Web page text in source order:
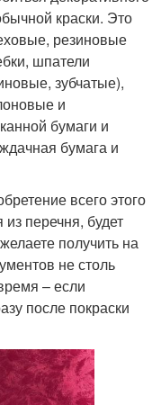
краски. Это
резиновые
шпатели
зубчатые),
и
бумаги и
бумага и
всего этого
перечня, будет
получить на
не столь
– если
после покраски